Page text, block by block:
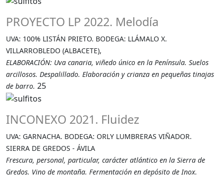
PROYECTO LP 2022. Melodía
UVA: 100% LISTÁN PRIETO. BODEGA: LLÁMALO X.
VILLARROBLEDO (ALBACETE),
ELABORACIÓN: Uva canaria, viñedo único en la Península. Suelos
arcillosos. Despalillado. Elaboración y crianza en pequeñas tinajas
de barro. 25
INCONEXO 2021. Fluidez
UVA: GARNACHA. BODEGA: ORLY LUMBRERAS VIÑADOR.
SIERRA DE GREDOS - ÁVILA
Frescura, personal, particular, carácter atlántico en la Sierra de
Gredos. Vino de montaña. Fermentación en depósito de Inox.